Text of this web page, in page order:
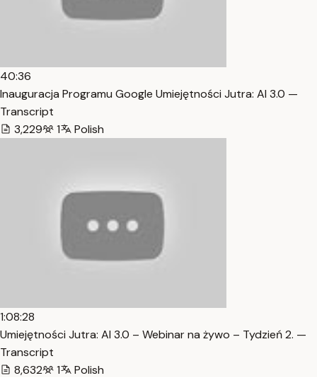
40:36
Inauguracja Programu Google Umiejętności Jutra: AI 3.0 —
Transcript
3,229
1 Polish
1:08:28
Umiejętności Jutra: AI 3.0 – Webinar na żywo – Tydzień 2. —
Transcript
8,632
1 Polish